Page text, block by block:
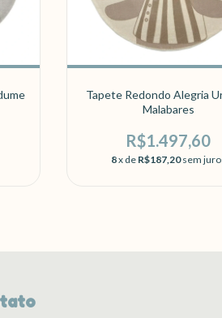
Tapete Redondo Alegria
Malabares
R$1.497,60
8x de R$187,20 sem